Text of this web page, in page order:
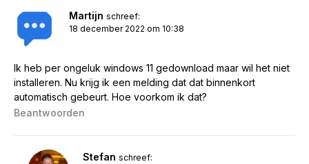
Martijn schreef:
18 december 2022 om 10:38
Ik heb per ongeluk windows 11 gedownload maar wil het niet
installeren. Nu krijg ik een melding dat dat binnenkort
automatisch gebeurt. Hoe voorkom ik dat?
Beantwoorden
Stefan schreef: